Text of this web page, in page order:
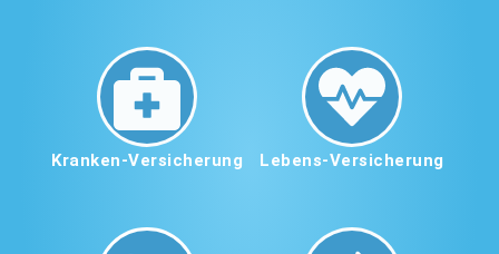
Kranken-Versicherung Lebens-Versicherung